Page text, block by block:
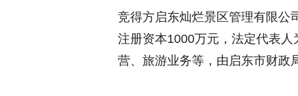
竞得方启东灿烂景区管理有限公
注册资本1000万元，法定代表
营、旅游业务等，由启东市财政